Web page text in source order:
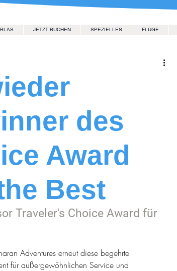
JETZT BUCHEN SPEZIELLES FLÜGE
des
Award
Best
Traveler's Choice Award für
Adventures erneut diese begehrte
für außergewöhnlichen Service und